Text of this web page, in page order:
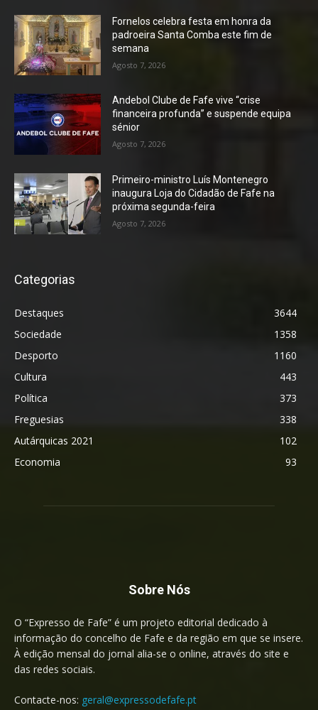
Fornelos celebra festa em honra da
padroeira Santa Comba este fim de
semana
Agosto 7, 2026
Andebol Clube de Fafe vive “crise
financeira profunda” e suspende equipa
sénior
Agosto 7, 2026
Primeiro-ministro Luís Montenegro
inaugura Loja do Cidadão de Fafe na
próxima segunda-feira
Agosto 7, 2026
Categorias
Destaques
3644
Sociedade
1358
Desporto
1160
Cultura
443
Política
373
Freguesias
338
Autárquicas 2021
102
Economia
93
Sobre Nós
O “Expresso de Fafe” é um projeto editorial dedicado à
informação do concelho de Fafe e da região em que se insere.
À edição mensal do jornal alia-se o online, através do site e
das redes sociais.
Contacte-nos: geral@expressodefafe.pt